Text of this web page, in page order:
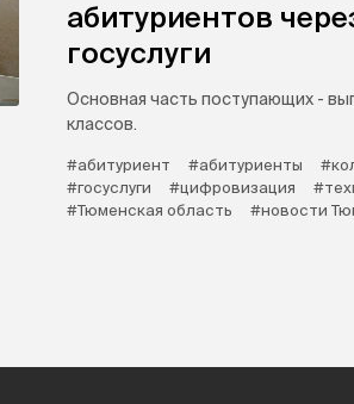
абитуриентов
госуслуги
Основная часть поступающих -
классов.
#абитуриент #абитуриенты
#госуслуги
#цифровизация
#Тюменская область
#новости